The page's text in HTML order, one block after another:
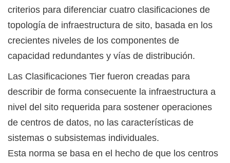
criterios para diferenciar cuatro clasificaciones de
topología de infraestructura de sito, basada en los
crecientes niveles de los componentes de
capacidad redundantes y vías de distribución.
Las Clasificaciones Tier fueron creadas para
describir de forma consecuente la infraestructura a
nivel del sito requerida para sostener operaciones
de centros de datos, no las características de
sistemas o subsistemas individuales.
Esta norma se basa en el hecho de que los centros